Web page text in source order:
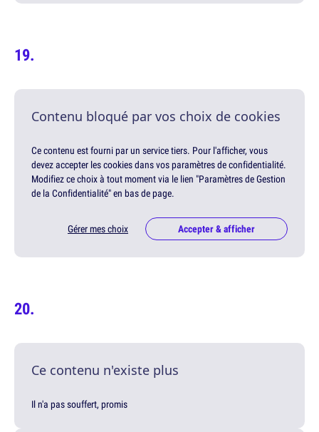
Contenu bloqué par vos choix de cookies
Ce contenu est fourni par un service tiers. Pour l'afficher, vous
devez accepter les cookies dans vos paramètres de confidentialité.
Modifiez ce choix à tout moment via le lien "Paramètres de Gestion
de la Confidentialité" en bas de page.
Gérer mes choix Accepter & afficher
Ce contenu n'existe plus
Il n'a pas souffert, promis